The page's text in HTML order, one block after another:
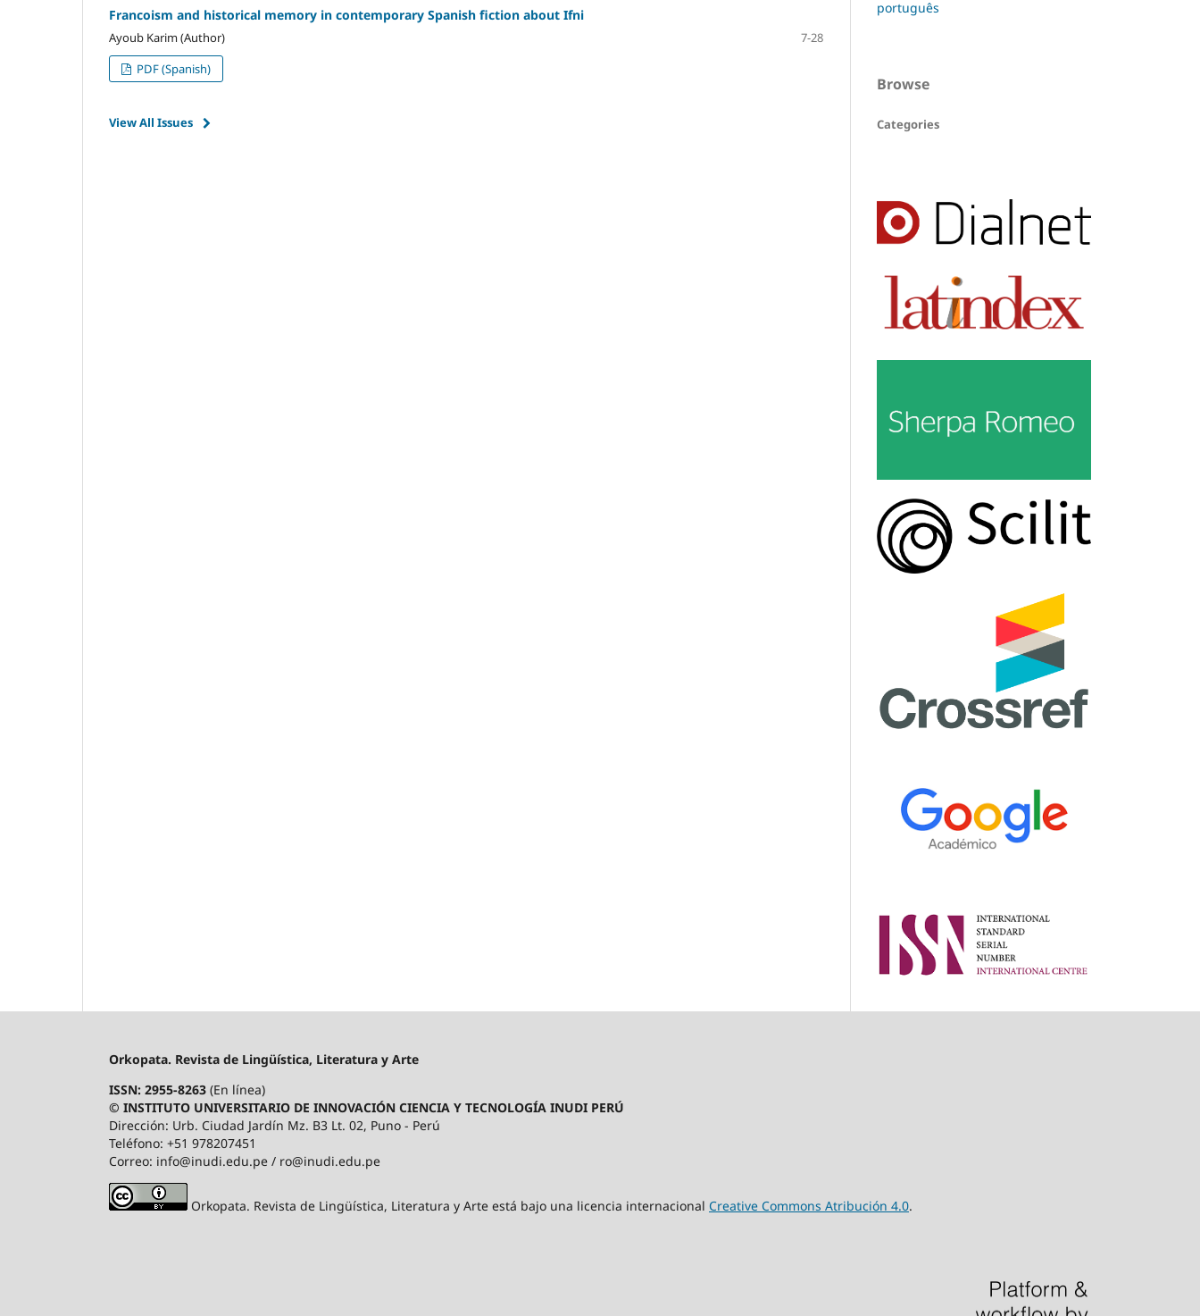
Francoism and historical memory in contemporary Spanish fiction about Ifni
Ayoub Karim (Author)
7-28
PDF (Spanish)
View All Issues
português
Browse
Categories
Orkopata. Revista de Lingüística, Literatura y Arte
ISSN: 2955-8263 (En línea)
© INSTITUTO UNIVERSITARIO DE INNOVACIÓN CIENCIA Y TECNOLOGÍA INUDI PERÚ
Dirección: Urb. Ciudad Jardín Mz. B3 Lt. 02, Puno - Perú
Teléfono: +51 978207451
Correo: info@inudi.edu.pe / ro@inudi.edu.pe
Orkopata. Revista de Lingüística, Literatura y Arte está bajo una licencia internacional Creative Commons Atribución 4.0.